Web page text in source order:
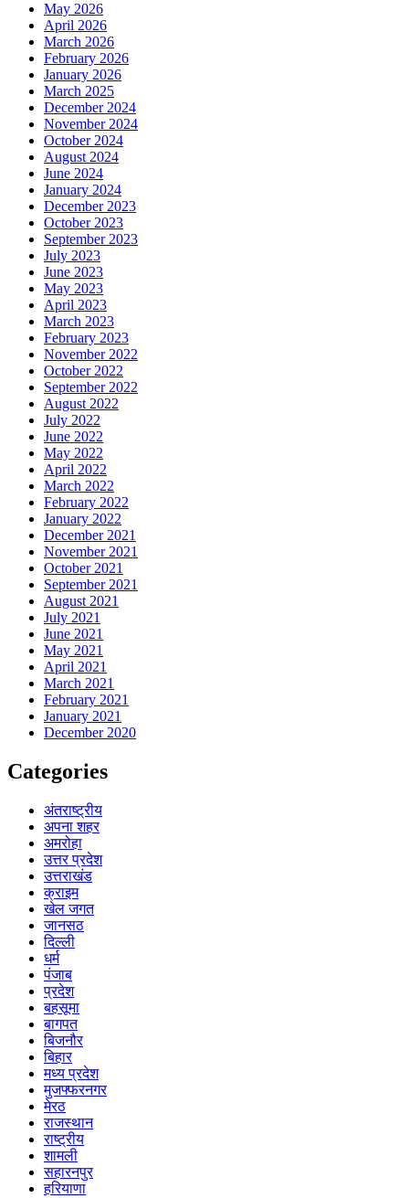
May 2026
April 2026
March 2026
February 2026
January 2026
March 2025
December 2024
November 2024
October 2024
August 2024
June 2024
January 2024
December 2023
October 2023
September 2023
July 2023
June 2023
May 2023
April 2023
March 2023
February 2023
November 2022
October 2022
September 2022
August 2022
July 2022
June 2022
May 2022
April 2022
March 2022
February 2022
January 2022
December 2021
November 2021
October 2021
September 2021
August 2021
July 2021
June 2021
May 2021
April 2021
March 2021
February 2021
January 2021
December 2020
Categories
अंतराष्ट्रीय
अपना शहर
अमरोहा
उत्तर प्रदेश
उत्तराखंड
क्राइम
खेल जगत
जानसठ
दिल्ली
धर्म
पंजाब
प्रदेश
बहसूमा
बागपत
बिजनौर
बिहार
मध्य प्रदेश
मुजफ्फरनगर
मेरठ
राजस्थान
राष्ट्रीय
शामली
सहारनपुर
हरियाणा